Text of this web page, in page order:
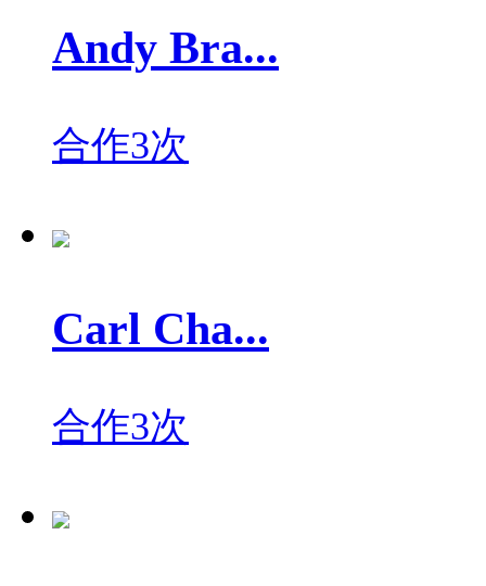
Andy Bra...
合作3次
Carl Cha...
合作3次